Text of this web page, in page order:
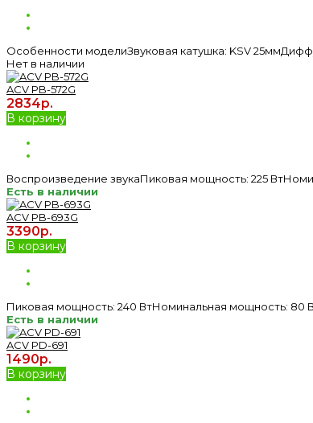
Особенности моделиЗвуковая катушка: KSV
Нет в наличии
ACV PB-572G
2834р.
В корзину
Воспроизведение звукаПиковая мощность: 225
Есть в наличии
ACV PB-693G
3390р.
В корзину
Пиковая мощность: 240 ВтНоминальная мощность: 80
Есть в наличии
ACV PD-691
1490р.
В корзину